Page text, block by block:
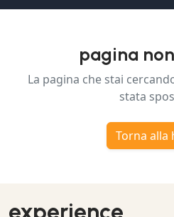
pagina
La pagina che stai
stata
Torna alla